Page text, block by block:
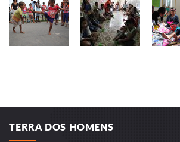
TERRA DOS HOMENS